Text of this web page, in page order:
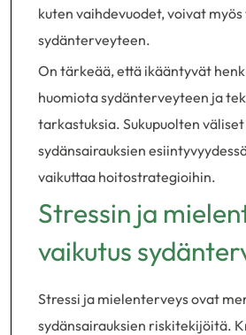
kuten vaihdevuodet, voivat
sydänterveyteen.
On tärkeää, että ikääntyvät
huomiota sydänterveyteen ja
tarkastuksia. Sukupuolten
sydänsairauksien
vaikuttaa hoitostrategioihin.
Stressin ja
vaikutus
Stressi ja mielenterveys ovat
sydänsairauksien riskitekijöitä.